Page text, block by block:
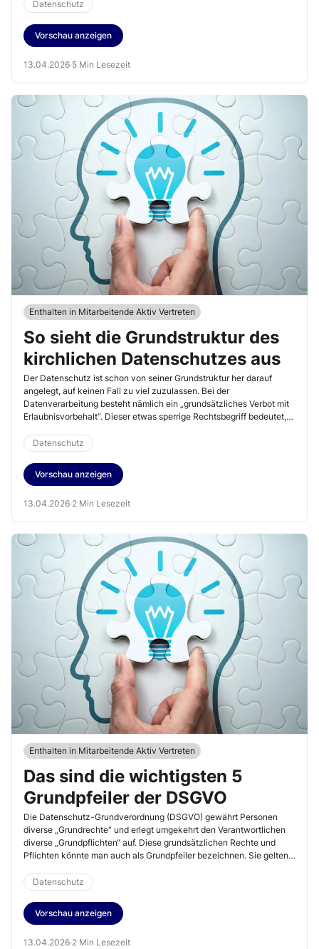
eine Rolle spielen können.
Datenschutz
Vorschau anzeigen
13.04.2026·5 Min Lesezeit
Enthalten in Mitarbeitende Aktiv Vertreten
So sieht die Grundstruktur des
kirchlichen Datenschutzes aus
Der Datenschutz ist schon von seiner Grundstruktur her darauf
angelegt, auf keinen Fall zu viel zuzulassen. Bei der
Datenverarbeitung besteht nämlich ein „grundsätzliches Verbot mit
Erlaubnisvorbehalt“. Dieser etwas sperrige Rechtsbegriff bedeutet,
sei denn, sie ist im Einzelfall zugelassen.
Datenschutz
Vorschau anzeigen
13.04.2026·2 Min Lesezeit
Enthalten in Mitarbeitende Aktiv Vertreten
Das sind die wichtigsten 5
Grundpfeiler der DSGVO
Die Datenschutz-Grundverordnung (DSGVO) gewährt Personen
diverse „Grundrechte“ und erlegt umgekehrt den Verantwortlichen
diverse „Grundpflichten“ auf. Diese grundsätzlichen Rechte und
Pflichten könnte man auch als Grundpfeiler bezeichnen. Sie gelten
regelmäßig auch in den kirchlichen Datenschutzgesetzen wieder.
Einige der wichtigsten Grundpfeiler werden nachfolgend dargestellt.
Datenschutz
Vorschau anzeigen
13.04.2026·2 Min Lesezeit